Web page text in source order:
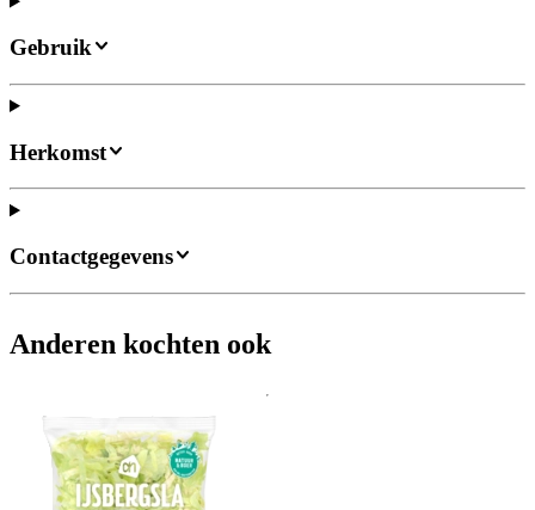
Gebruik
Herkomst
Contactgegevens
Anderen kochten ook